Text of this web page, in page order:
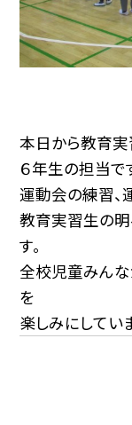
本日から教育実
６年生の担当で
運動会の練習、
教育実習生の
す。
全校児童みんな
を
楽しみにしてい